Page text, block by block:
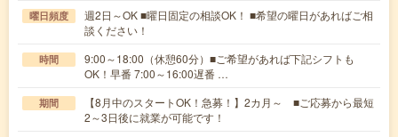
曜日頻度
週2日～OK ■曜日固定の相談OK！ ■希望の曜日があればご相
談ください！
時間
9:00～18:00（休憩60分）■ご希望があれば下記シフトも
OK！早番 7:00～16:00遅番 …
期間
【8月中のスタートOK！急募！】2カ月～ ■ご応募から最短
2～3日後に就業が可能です！